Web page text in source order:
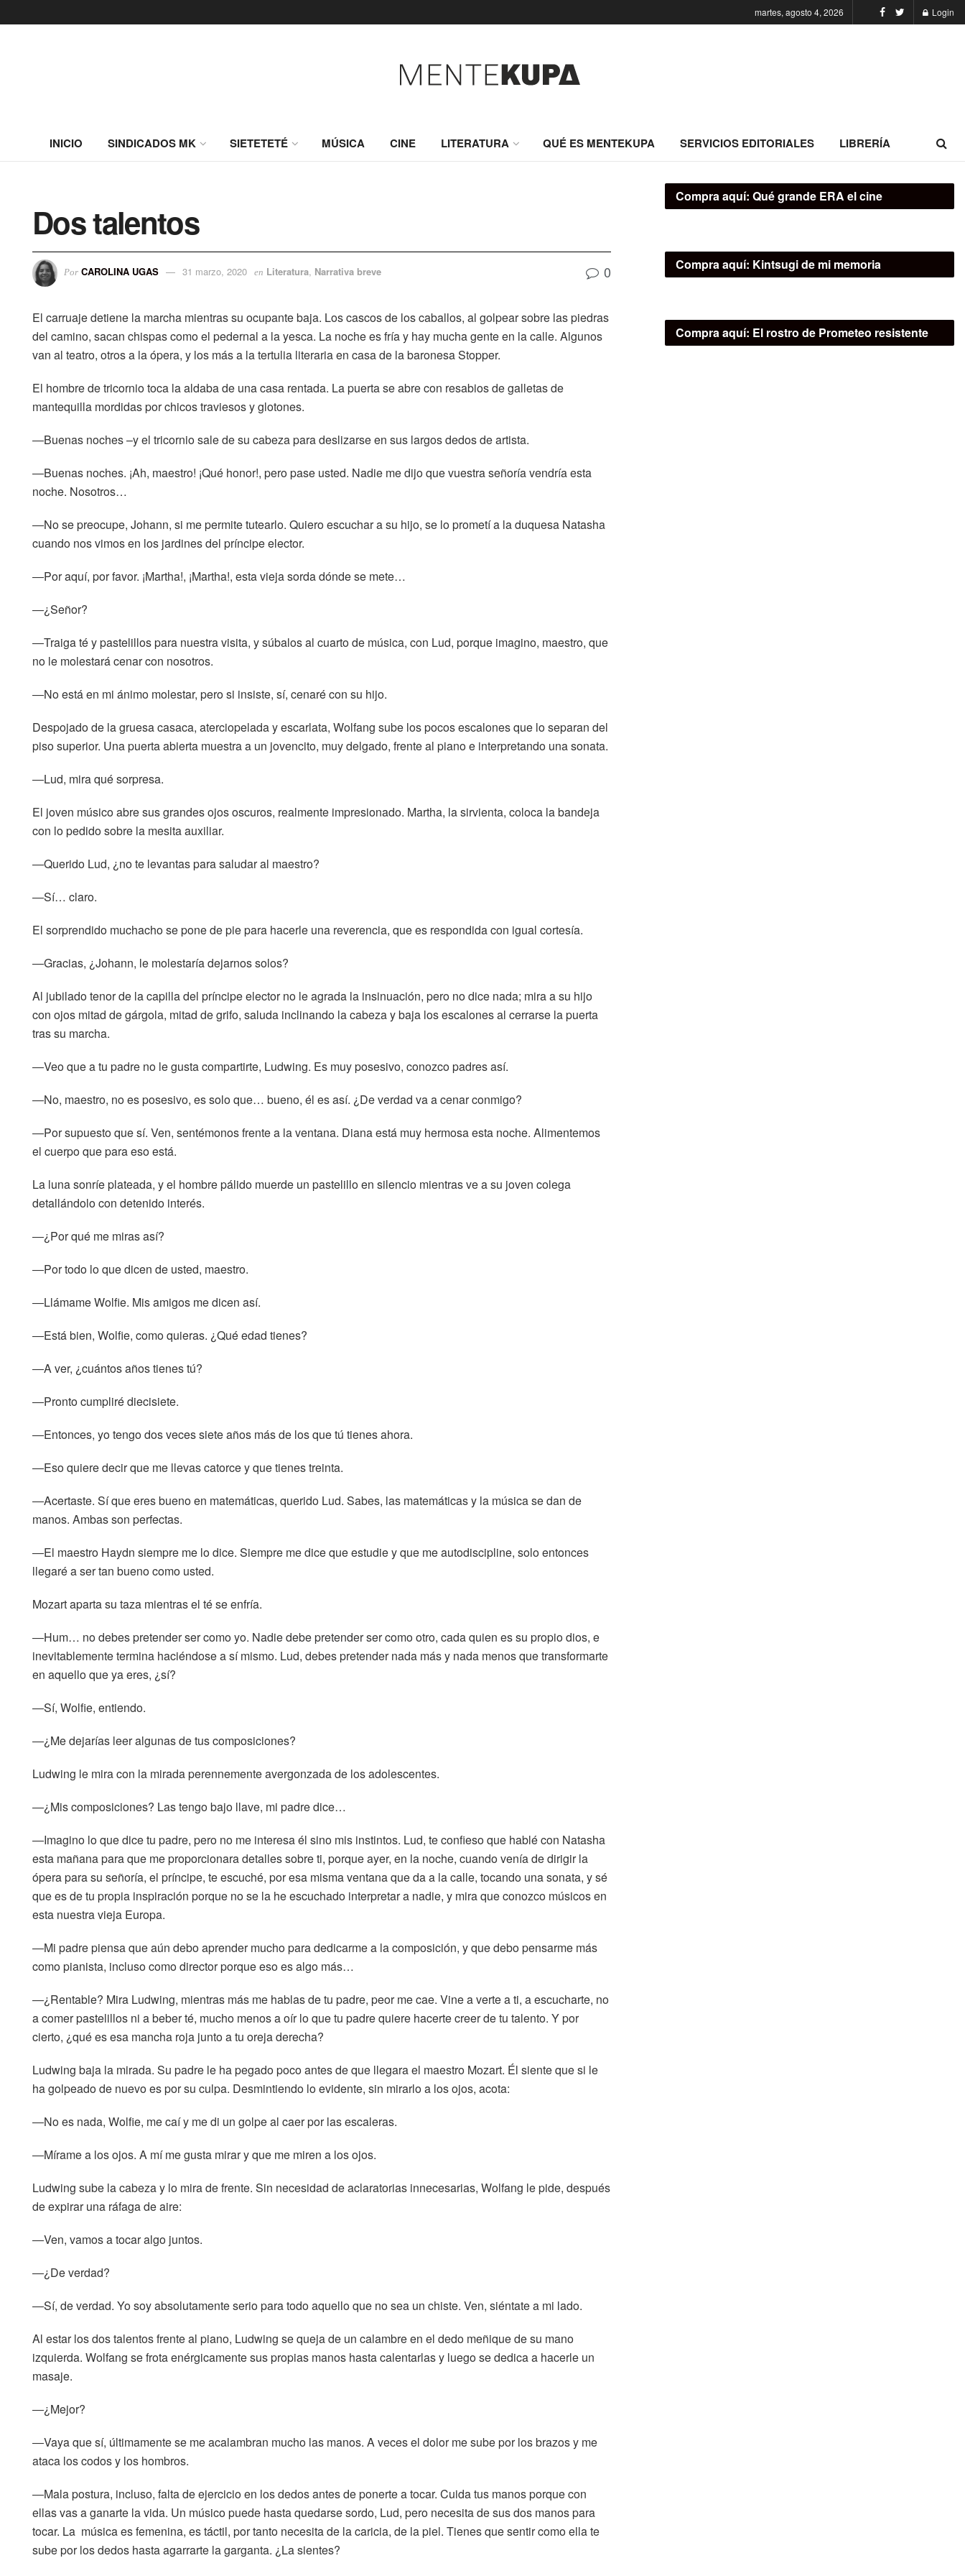
martes, agosto 4, 2026 Login
INICIO SINDICADOS MK SIETETETÉ MÚSICA CINE LITERATURA QUÉ ES MENTEKUPA SERVICIOS EDITORIALES LIBRERÍA
Dos talentos
Por CAROLINA UGAS 31 marzo, 2020 en Literatura, Narrativa breve 0
El carruaje detiene la marcha mientras su ocupante baja. Los cascos de los caballos, al golpear sobre las piedras
del camino, sacan chispas como el pedernal a la yesca. La noche es fría y hay mucha gente en la calle. Algunos
van al teatro, otros a la ópera, y los más a la tertulia literaria en casa de la baronesa Stopper.
El hombre de tricornio toca la aldaba de una casa rentada. La puerta se abre con resabios de galletas de
mantequilla mordidas por chicos traviesos y glotones.
―Buenas noches –y el tricornio sale de su cabeza para deslizarse en sus largos dedos de artista.
―Buenas noches. ¡Ah, maestro! ¡Qué honor!, pero pase usted. Nadie me dijo que vuestra señoría vendría esta
noche. Nosotros…
―No se preocupe, Johann, si me permite tutearlo. Quiero escuchar a su hijo, se lo prometí a la duquesa Natasha
cuando nos vimos en los jardines del príncipe elector.
―Por aquí, por favor. ¡Martha!, ¡Martha!, esta vieja sorda dónde se mete…
―¿Señor?
―Traiga té y pastelillos para nuestra visita, y súbalos al cuarto de música, con Lud, porque imagino, maestro, que
no le molestará cenar con nosotros.
―No está en mi ánimo molestar, pero si insiste, sí, cenaré con su hijo.
Despojado de la gruesa casaca, aterciopelada y escarlata, Wolfang sube los pocos escalones que lo separan del
piso superior. Una puerta abierta muestra a un jovencito, muy delgado, frente al piano e interpretando una sonata.
―Lud, mira qué sorpresa.
El joven músico abre sus grandes ojos oscuros, realmente impresionado. Martha, la sirvienta, coloca la bandeja
con lo pedido sobre la mesita auxiliar.
―Querido Lud, ¿no te levantas para saludar al maestro?
―Sí… claro.
El sorprendido muchacho se pone de pie para hacerle una reverencia, que es respondida con igual cortesía.
―Gracias, ¿Johann, le molestaría dejarnos solos?
Al jubilado tenor de la capilla del príncipe elector no le agrada la insinuación, pero no dice nada; mira a su hijo
con ojos mitad de gárgola, mitad de grifo, saluda inclinando la cabeza y baja los escalones al cerrarse la puerta
tras su marcha.
―Veo que a tu padre no le gusta compartirte, Ludwing. Es muy posesivo, conozco padres así.
―No, maestro, no es posesivo, es solo que… bueno, él es así. ¿De verdad va a cenar conmigo?
―Por supuesto que sí. Ven, sentémonos frente a la ventana. Diana está muy hermosa esta noche. Alimentemos
el cuerpo que para eso está.
La luna sonríe plateada, y el hombre pálido muerde un pastelillo en silencio mientras ve a su joven colega
detallándolo con detenido interés.
―¿Por qué me miras así?
―Por todo lo que dicen de usted, maestro.
―Llámame Wolfie. Mis amigos me dicen así.
―Está bien, Wolfie, como quieras. ¿Qué edad tienes?
―A ver, ¿cuántos años tienes tú?
―Pronto cumpliré diecisiete.
―Entonces, yo tengo dos veces siete años más de los que tú tienes ahora.
―Eso quiere decir que me llevas catorce y que tienes treinta.
―Acertaste. Sí que eres bueno en matemáticas, querido Lud. Sabes, las matemáticas y la música se dan de
manos. Ambas son perfectas.
―El maestro Haydn siempre me lo dice. Siempre me dice que estudie y que me autodiscipline, solo entonces
llegaré a ser tan bueno como usted.
Mozart aparta su taza mientras el té se enfría.
―Hum… no debes pretender ser como yo. Nadie debe pretender ser como otro, cada quien es su propio dios, e
inevitablemente termina haciéndose a sí mismo. Lud, debes pretender nada más y nada menos que transformarte
en aquello que ya eres, ¿sí?
―Sí, Wolfie, entiendo.
―¿Me dejarías leer algunas de tus composiciones?
Ludwing le mira con la mirada perennemente avergonzada de los adolescentes.
―¿Mis composiciones? Las tengo bajo llave, mi padre dice…
―Imagino lo que dice tu padre, pero no me interesa él sino mis instintos. Lud, te confieso que hablé con Natasha
esta mañana para que me proporcionara detalles sobre ti, porque ayer, en la noche, cuando venía de dirigir la
ópera para su señoría, el príncipe, te escuché, por esa misma ventana que da a la calle, tocando una sonata, y sé
que es de tu propia inspiración porque no se la he escuchado interpretar a nadie, y mira que conozco músicos en
esta nuestra vieja Europa.
―Mi padre piensa que aún debo aprender mucho para dedicarme a la composición, y que debo pensarme más
como pianista, incluso como director porque eso es algo más…
―¿Rentable? Mira Ludwing, mientras más me hablas de tu padre, peor me cae. Vine a verte a ti, a escucharte, no
a comer pastelillos ni a beber té, mucho menos a oír lo que tu padre quiere hacerte creer de tu talento. Y por
cierto, ¿qué es esa mancha roja junto a tu oreja derecha?
Ludwing baja la mirada. Su padre le ha pegado poco antes de que llegara el maestro Mozart. Él siente que si le
ha golpeado de nuevo es por su culpa. Desmintiendo lo evidente, sin mirarlo a los ojos, acota:
―No es nada, Wolfie, me caí y me di un golpe al caer por las escaleras.
―Mírame a los ojos. A mí me gusta mirar y que me miren a los ojos.
Ludwing sube la cabeza y lo mira de frente. Sin necesidad de aclaratorias innecesarias, Wolfang le pide, después
de expirar una ráfaga de aire:
―Ven, vamos a tocar algo juntos.
―¿De verdad?
―Sí, de verdad. Yo soy absolutamente serio para todo aquello que no sea un chiste. Ven, siéntate a mi lado.
Al estar los dos talentos frente al piano, Ludwing se queja de un calambre en el dedo meñique de su mano
izquierda. Wolfang se frota enérgicamente sus propias manos hasta calentarlas y luego se dedica a hacerle un
masaje.
―¿Mejor?
―Vaya que sí, últimamente se me acalambran mucho las manos. A veces el dolor me sube por los brazos y me
ataca los codos y los hombros.
―Mala postura, incluso, falta de ejercicio en los dedos antes de ponerte a tocar. Cuida tus manos porque con
ellas vas a ganarte la vida. Un músico puede hasta quedarse sordo, Lud, pero necesita de sus dos manos para
tocar. La música es femenina, es táctil, por tanto necesita de la caricia, de la piel. Tienes que sentir como ella te
sube por los dedos hasta agarrarte la garganta. ¿La sientes?
Compra aquí: Qué grande ERA el cine
Compra aquí: Kintsugi de mi memoria
Compra aquí: El rostro de Prometeo resistente